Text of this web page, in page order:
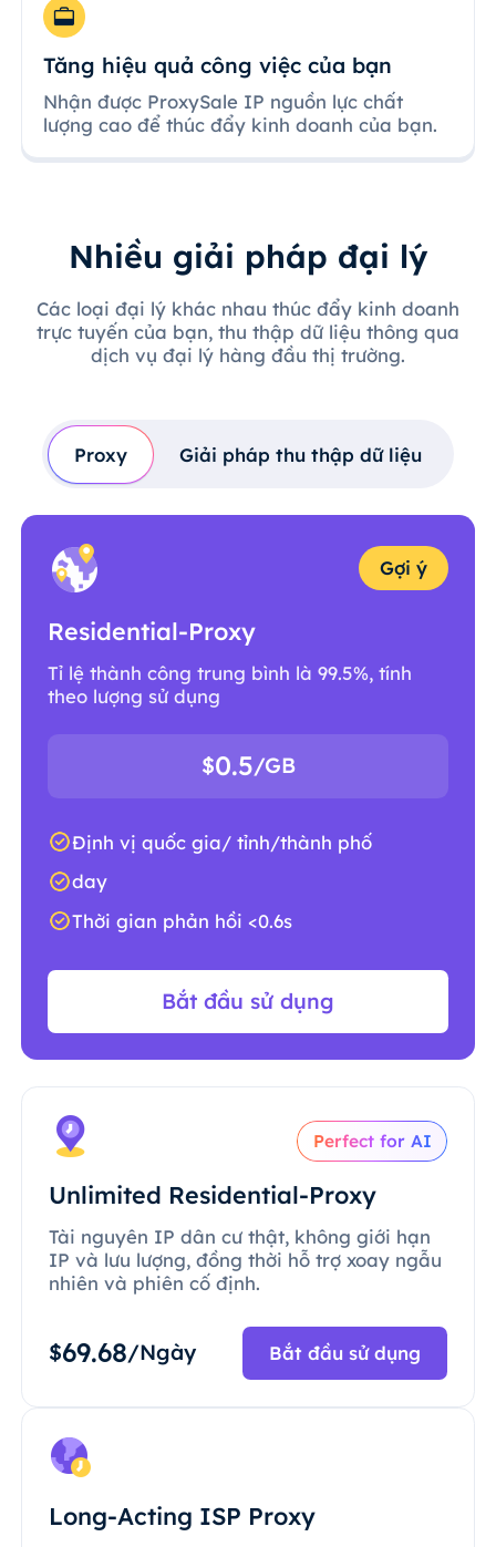
Tăng hiệu quả công việc của bạn
Nhận được ProxySale IP nguồn lực chất
lượng cao để thúc đẩy kinh doanh của bạn.
Nhiều giải pháp đại lý
Các loại đại lý khác nhau thúc đẩy kinh doanh
trực tuyến của bạn, thu thập dữ liệu thông qua
dịch vụ đại lý hàng đầu thị trường.
Proxy Giải pháp thu thập dữ liệu
Gợi ý
Residential-Proxy
Tỉ lệ thành công trung bình là 99.5%, tính
theo lượng sử dụng
$0.5/GB
Định vị quốc gia/ tỉnh/thành phố
day
Thời gian phản hồi <0.6s
Bắt đầu sử dụng
Perfect for AI
Unlimited Residential-Proxy
Tài nguyên IP dân cư thật, không giới hạn
IP và lưu lượng, đồng thời hỗ trợ xoay ngẫu
nhiên và phiên cố định.
$69.68/Ngày Bắt đầu sử dụng
Long-Acting ISP Proxy